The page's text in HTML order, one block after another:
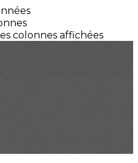
colonnes affichées